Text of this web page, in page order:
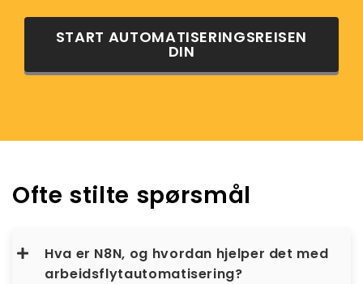
START AUTOMATISERINGSREISEN
DIN
Ofte stilte spørsmål
Hva er N8N, og hvordan hjelper det med
arbeidsflytautomatisering?